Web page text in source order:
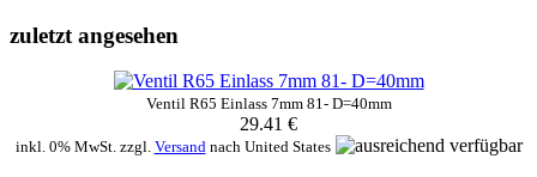
zuletzt angesehen
Ventil R65 Einlass 7mm 81- D=40mm
29.41 €
inkl. 0% MwSt. zzgl. Versandnach United States